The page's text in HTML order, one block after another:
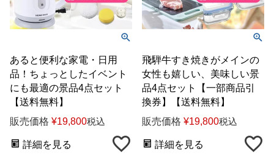
あると便利な家電・日用
品！ちょっとしたイベント
にも最適の景品4点セット
【送料無料】
販売価格 ¥19,800税込
詳細を見る
飛騨牛すき焼きがメインの
女性も嬉しい、美味しい景
品4点セット【一部商品引
換券】【送料無料】
販売価格 ¥19,800税込
詳細を見る